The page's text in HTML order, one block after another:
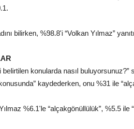
bilirken, %98.8'i “Volkan Yılmaz”
belirtilen konularda nasıl buluyorsunuz?”
kaydederken, onu %31 ile
%6.1'le “alçakgönüllülük”, %5.5 ile